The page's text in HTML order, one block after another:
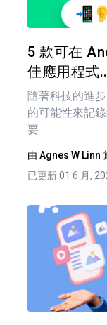
5 款可在
佳應用程式
隨著科技的進
的可能性來記
要...
由 Agnes W Linn
已更新 01 6 月,